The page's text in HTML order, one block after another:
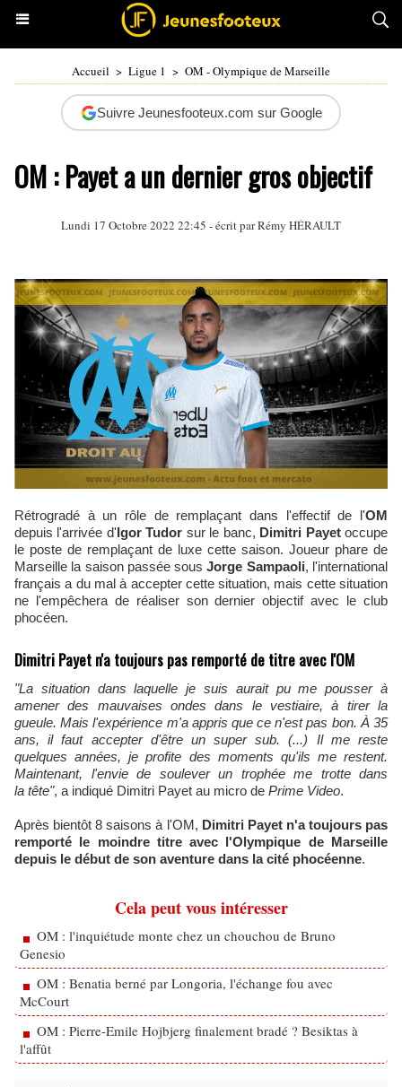
Accueil > Ligue 1 > OM - Olympique de Marseille
Suivre Jeunesfooteux.com sur Google
OM : Payet a un dernier gros objectif
Lundi 17 Octobre 2022 22:45 - écrit parRémy HÉRAULT
Rétrogradé à un rôle de remplaçant dans l'effectif de l'OM
depuis l'arrivée d'Igor Tudor sur le banc, Dimitri Payetoccupe
le poste de remplaçant de luxe cette saison. Joueur phare de
Marseille la saison passée sous Jorge Sampaoli, l'international
français a du mal à accepter cette situation, mais cette situation
ne l'empêchera de réaliser son dernier objectif avec le club
phocéen.
Dimitri Payet n'a toujours pas remporté de titre avec l'OM
​"La situation dans laquelle je suis aurait pu me pousser à
amener des mauvaises ondes dans le vestiaire, à tirer la
gueule. Mais l'expérience m'a appris que ce n'est pas bon. À 35
ans, il faut accepter d'être un super sub. (...) Il me reste
quelques années, je profite des moments qu'ils me restent.
Maintenant, l'envie de soulever un trophée me trotte dans
la tête", a indiqué Dimitri Payet au micro de Prime Video.
Après bientôt 8 saisons à l'OM, Dimitri Payet n'a toujours pas
remporté le moindre titre avec l'Olympique de Marseille
depuis le début de son aventure dans la cité phocéenne.
Cela peut vous intéresser
OM : l'inquiétude monte chez un chouchou de Bruno
Genesio
OM : Benatia berné par Longoria, l'échange fou avec
McCourt
OM : Pierre-Emile Hojbjerg finalement bradé ? Besiktas à
l'affût